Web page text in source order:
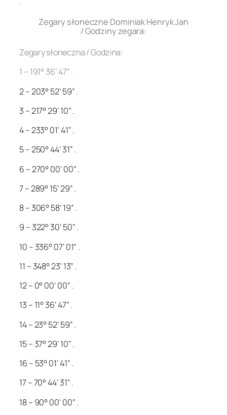
Zegary słoneczne Dominiak Henryk Jan
/ Godziny zegara:
Zegary słoneczna / Godzina:
1 – 191° 36’ 47” .
2 – 203° 52’ 59” .
3 – 217° 29’ 10” .
4 – 233° 01’ 41” .
5 – 250° 44’ 31” .
6 – 270° 00’ 00” .
7 – 289° 15’ 29” .
8 – 306° 58’ 19” .
9 – 322° 30’ 50” .
10 – 336° 07’ 01” .
11 – 348° 23’ 13” .
12 – 0° 00’ 00” .
13 – 11° 36’ 47” .
14 – 23° 52’ 59” .
15 – 37° 29’ 10” .
16 – 53° 01’ 41” .
17 – 70° 44’ 31” .
18 – 90° 00’ 00” .